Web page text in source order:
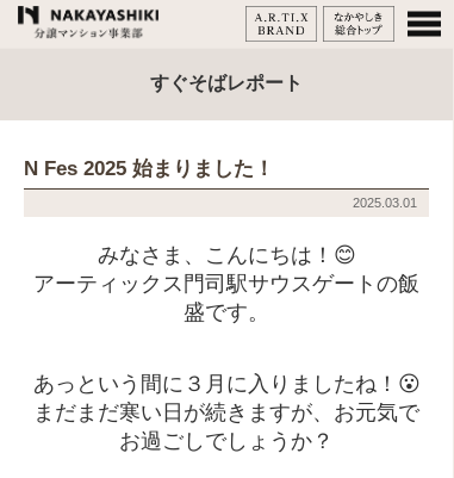
すぐそばレポート
N Fes 2025 始まりました！
2025.03.01
みなさま、こんにちは！😊
アーティックス門司駅サウスゲートの飯
盛です。
あっという間に３月に入りましたね！😮
まだまだ寒い日が続きますが、お元気で
お過ごしでしょうか？